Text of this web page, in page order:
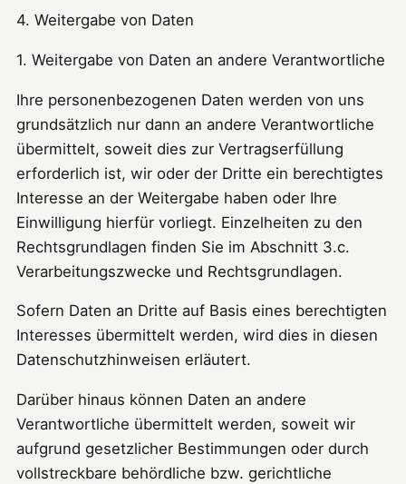
4. Weitergabe von Daten
1. Weitergabe von Daten an andere Verantwortliche
Ihre personenbezogenen Daten werden von uns
grundsätzlich nur dann an andere Verantwortliche
übermittelt, soweit dies zur Vertragserfüllung
erforderlich ist, wir oder der Dritte ein berechtigtes
Interesse an der Weitergabe haben oder Ihre
Einwilligung hierfür vorliegt. Einzelheiten zu den
Rechtsgrundlagen finden Sie im Abschnitt 3.c.
Verarbeitungszwecke und Rechtsgrundlagen.
Sofern Daten an Dritte auf Basis eines berechtigten
Interesses übermittelt werden, wird dies in diesen
Datenschutzhinweisen erläutert.
Darüber hinaus können Daten an andere
Verantwortliche übermittelt werden, soweit wir
aufgrund gesetzlicher Bestimmungen oder durch
vollstreckbare behördliche bzw. gerichtliche